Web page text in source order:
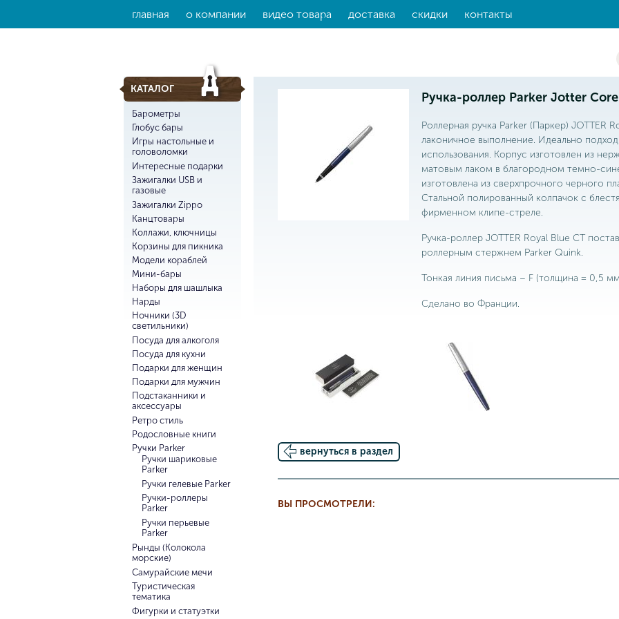
главная о компании видео товара доставка скидки контакты
КАТАЛОГ
Барометры
Глобус бары
Игры настольные и
головоломки
Интересные подарки
Зажигалки USB и
газовые
Зажигалки Zippo
Канцтовары
Коллажи, ключницы
Корзины для пикника
Модели кораблей
Мини-бары
Наборы для шашлыка
Нарды
Ночники (3D
светильники)
Посуда для алкоголя
Посуда для кухни
Подарки для женщин
Подарки для мужчин
Подстаканники и
аксессуары
Ретро стиль
Родословные книги
Ручки Parker
Ручки шариковые
Parker
Ручки гелевые Parker
Ручки-роллеры
Parker
Ручки перьевые
Parker
Рынды (Колокола
морские)
Самурайские мечи
Туристическая
тематика
Фигурки и статуэтки
Ручка-роллер Parker Jotter
Роллерная ручка Parker (Паркер) JOTTER
лаконичное выполнение. Идеально
использования. Корпус изготовлен из
матовым лаком в благородном темно-
изготовлена из сверхпрочного черного
Стальной полированный колпачок с
фирменном клипе-стреле.
Ручка-роллер JOTTER Royal Blue CT
роллерным стержнем Parker Quink.
Тонкая линия письма – F (толщина = 0,5
Сделано во Франции.
вернуться в раздел
ВЫ ПРОСМОТРЕЛИ: